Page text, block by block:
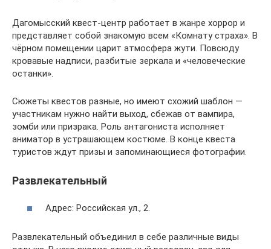
Дагомысский квест-центр работает в жанре хоррор и
представляет собой знакомую всем «Комнату страха». В
чёрном помещении царит атмосфера жути. Повсюду
кровавые надписи, разбитые зеркала и «человеческие
останки».
Сюжеты квестов разные, но имеют схожий шаблон —
участникам нужно найти выход, сбежав от вампира,
зомби или призрака. Роль антагониста исполняет
аниматор в устрашающем костюме. В конце квеста
туристов ждут призы и запоминающиеся фотографии.
Развлекательный
Адрес: Российская ул., 2.
Развлекательный объединил в себе различные виды